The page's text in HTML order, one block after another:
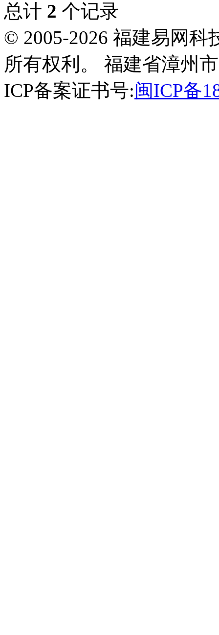
总计 2 个记录
© 2005-2026 福建易网
所有权利。 福建省漳州
ICP备案证书号:闽ICP备